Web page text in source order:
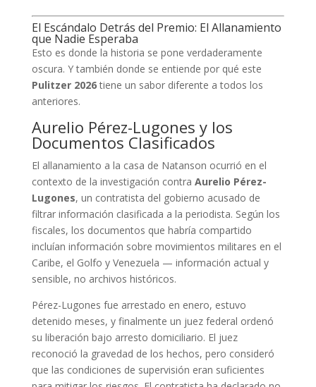
El Escándalo Detrás del Premio: El Allanamiento
que Nadie Esperaba
Esto es donde la historia se pone verdaderamente
oscura. Y también donde se entiende por qué este
Pulitzer 2026tiene un sabor diferente a todos los
anteriores.
Aurelio Pérez-Lugones y los
Documentos Clasificados
El allanamiento a la casa de Natanson ocurrió en el
contexto de la investigación contra Aurelio Pérez-
Lugones, un contratista del gobierno acusado de
filtrar información clasificada a la periodista. Según los
fiscales, los documentos que habría compartido
incluían información sobre movimientos militares en el
Caribe, el Golfo y Venezuela — información actual y
sensible, no archivos históricos.
Pérez-Lugones fue arrestado en enero, estuvo
detenido meses, y finalmente un juez federal ordenó
su liberación bajo arresto domiciliario. El juez
reconoció la gravedad de los hechos, pero consideró
que las condiciones de supervisión eran suficientes